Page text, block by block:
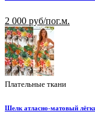
2 000 руб/пог.м.
Плательные ткани
Шелк атласно-матовый